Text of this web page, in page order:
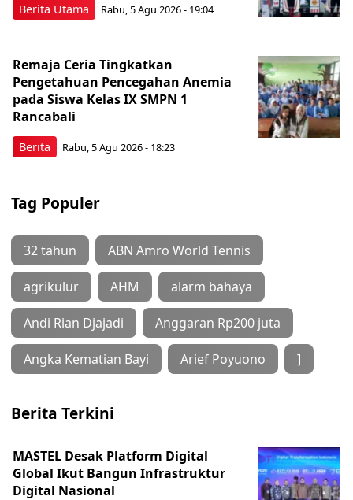
Berita Utama Rabu, 5 Agu 2026 - 19:04
Berita
Remaja Ceria Tingkatkan
Pengetahuan Pencegahan Anemia
pada Siswa Kelas IX SMPN 1
Rancabali
Rabu, 5 Agu 2026 - 18:23
Tag Populer
32 tahun ABN Amro World Tennis
agrikulur AHM alarm bahaya
Andi Rian Djajadi Anggaran Rp200 juta
Angka Kematian Bayi Arief Poyuono ]
Berita Terkini
MASTEL Desak Platform Digital
Global Ikut Bangun Infrastruktur
Digital Nasional